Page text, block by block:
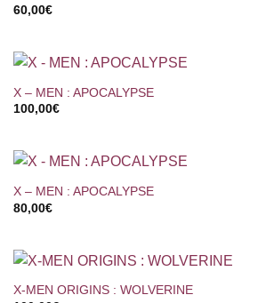
60,00€
X – MEN : APOCALYPSE
100,00€
X – MEN : APOCALYPSE
80,00€
X-MEN ORIGINS : WOLVERINE